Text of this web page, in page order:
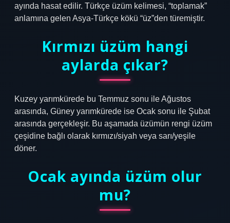
ayında hasat edilir. Türkçe üzüm kelimesi, “toplamak”
anlamına gelen Asya-Türkçe kökü “üz”den türemiştir.
Kırmızı üzüm hangi
aylarda çıkar?
Kuzey yarımkürede bu Temmuz sonu ile Ağustos
arasında, Güney yarımkürede ise Ocak sonu ile Şubat
arasında gerçekleşir. Bu aşamada üzümün rengi üzüm
çeşidine bağlı olarak kırmızı/siyah veya sarı/yeşile
döner.
Ocak ayında üzüm olur
mu?